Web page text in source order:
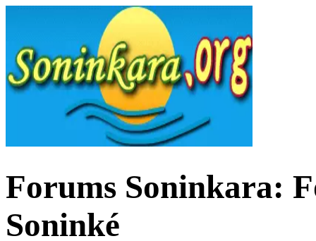
Forums Soninkara:
Soninké